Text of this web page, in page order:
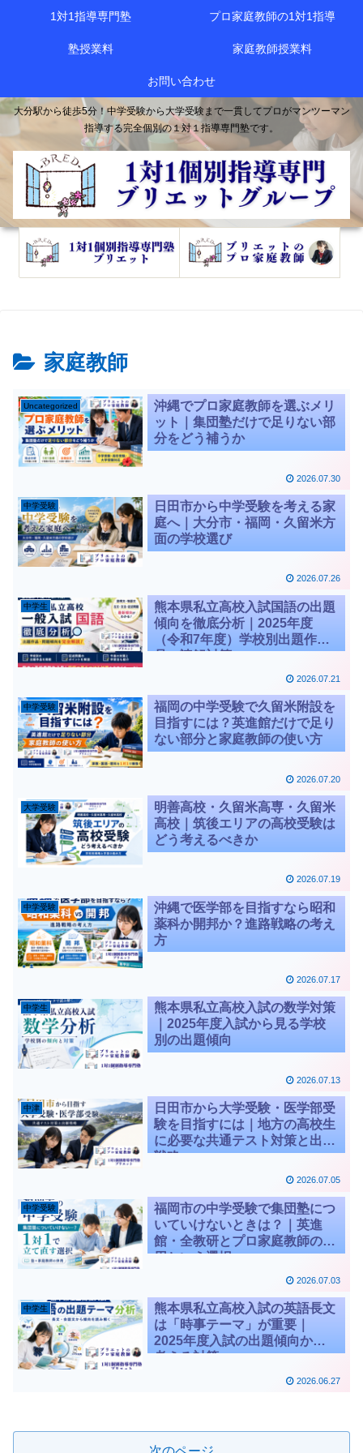
大分駅から徒歩5分！中学受験から大学受験まで一貫してプロがマンツーマン
指導する完全個別の１対１指導専門塾です。
1対1指導専門塾 プロ家庭教師の1対1指導
塾授業料 家庭教師授業料
お問い合わせ
家庭教師
Uncategorized
沖縄でプロ家庭教師を選ぶメリ
ット｜集団塾だけで足りない部
分をどう補うか
2026.07.30
中学受験
日田市から中学受験を考える家
庭へ｜大分市・福岡・久留米方
面の学校選び
2026.07.26
中学生
熊本県私立高校入試国語の出題
傾向を徹底分析｜2025年度
（令和7年度）学校別出題作
品・読解対策
2026.07.21
中学受験
福岡の中学受験で久留米附設を
目指すには？英進館だけで足り
ない部分と家庭教師の使い方
2026.07.20
大学受験
明善高校・久留米高専・久留米
高校｜筑後エリアの高校受験は
どう考えるべきか
2026.07.19
中学受験
沖縄で医学部を目指すなら昭和
薬科か開邦か？進路戦略の考え
方
2026.07.17
中学生
熊本県私立高校入試の数学対策
｜2025年度入試から見る学校
別の出題傾向
2026.07.13
中津
日田市から大学受験・医学部受
験を目指すには｜地方の高校生
に必要な共通テスト対策と出願
戦略
2026.07.05
中学受験
福岡市の中学受験で集団塾につ
いていけないときは？｜英進
館・全教研とプロ家庭教師の併
用という選択
2026.07.03
中学生
熊本県私立高校入試の英語長文
は「時事テーマ」が重要｜
2025年度入試の出題傾向から
考える対策
2026.06.27